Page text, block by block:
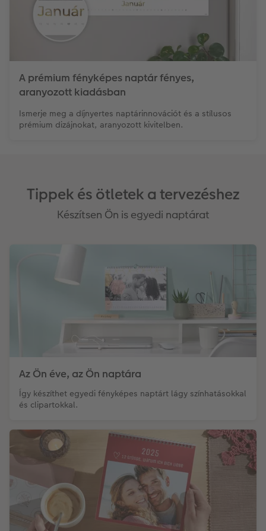
A prémium fényképes naptár fényes,
aranyozott kiadásban
Ismerje meg a díjnyertes naptárinnovációt és a stílusos
prémium dizájnokat, aranyozott kivitelben.
Tippek és ötletek a tervezéshez
Készítsen Ön is egyedi naptárat
Az Ön éve, az Ön naptára
Így készíthet egyedi fényképes naptárt lágy színhatásokkal
és clipartokkal.